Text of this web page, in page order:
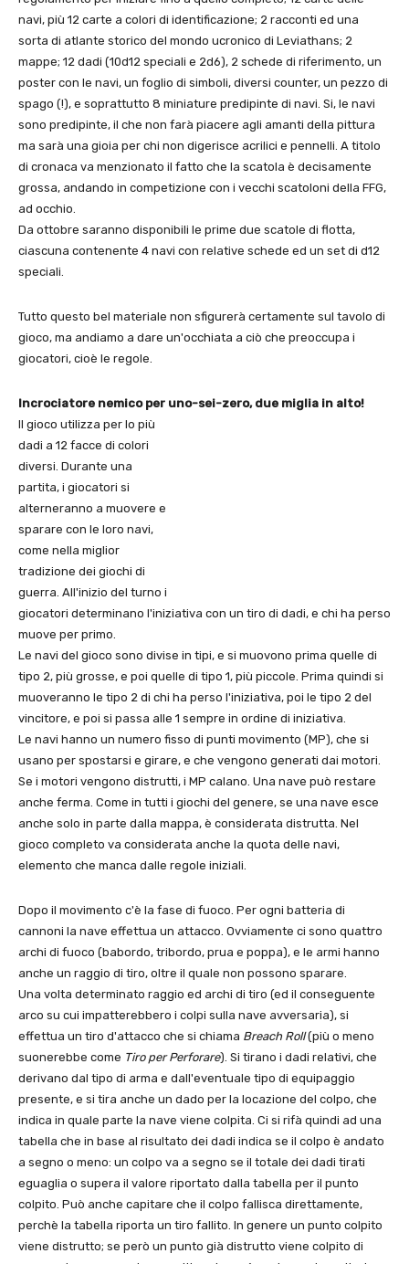
navi, più 12 carte a colori di identificazione; 2 racconti ed una
sorta di atlante storico del mondo ucronico di Leviathans; 2
mappe; 12 dadi (10d12 speciali e 2d6), 2 schede di riferimento, un
poster con le navi, un foglio di simboli, diversi counter, un pezzo di
spago (!), e soprattutto 8 miniature predipinte di navi. Si, le navi
sono predipinte, il che non farà piacere agli amanti della pittura
ma sarà una gioia per chi non digerisce acrilici e pennelli. A titolo
di cronaca va menzionato il fatto che la scatola è decisamente
grossa, andando in competizione con i vecchi scatoloni della FFG,
ad occhio.
Da ottobre saranno disponibili le prime due scatole di flotta,
ciascuna contenente 4 navi con relative schede ed un set di d12
speciali.
Tutto questo bel materiale non sfigurerà certamente sul tavolo di
gioco, ma andiamo a dare un'occhiata a ciò che preoccupa i
giocatori, cioè le regole.
Incrociatore nemico per uno-sei-zero, due miglia in alto!
Il gioco utilizza per lo più
dadi a 12 facce di colori
diversi. Durante una
partita, i giocatori si
alterneranno a muovere e
sparare con le loro navi,
come nella miglior
tradizione dei giochi di
guerra. All'inizio del turno i
giocatori determinano l'iniziativa con un tiro di dadi, e chi ha perso
muove per primo.
Le navi del gioco sono divise in tipi, e si muovono prima quelle di
tipo 2, più grosse, e poi quelle di tipo 1, più piccole. Prima quindi si
muoveranno le tipo 2 di chi ha perso l'iniziativa, poi le tipo 2 del
vincitore, e poi si passa alle 1 sempre in ordine di iniziativa.
Le navi hanno un numero fisso di punti movimento (MP), che si
usano per spostarsi e girare, e che vengono generati dai motori.
Se i motori vengono distrutti, i MP calano. Una nave può restare
anche ferma. Come in tutti i giochi del genere, se una nave esce
anche solo in parte dalla mappa, è considerata distrutta. Nel
gioco completo va considerata anche la quota delle navi,
elemento che manca dalle regole iniziali.
Dopo il movimento c'è la fase di fuoco. Per ogni batteria di
cannoni la nave effettua un attacco. Ovviamente ci sono quattro
archi di fuoco (babordo, tribordo, prua e poppa), e le armi hanno
anche un raggio di tiro, oltre il quale non possono sparare.
Una volta determinato raggio ed archi di tiro (ed il conseguente
arco su cui impatterebbero i colpi sulla nave avversaria), si
effettua un tiro d'attacco che si chiama Breach Roll(più o meno
suonerebbe come Tiro per Perforare). Si tirano i dadi relativi, che
derivano dal tipo di arma e dall'eventuale tipo di equipaggio
presente, e si tira anche un dado per la locazione del colpo, che
indica in quale parte la nave viene colpita. Ci si rifà quindi ad una
tabella che in base al risultato dei dadi indica se il colpo è andato
a segno o meno: un colpo va a segno se il totale dei dadi tirati
eguaglia o supera il valore riportato dalla tabella per il punto
colpito. Può anche capitare che il colpo fallisca direttamente,
perchè la tabella riporta un tiro fallito. In genere un punto colpito
viene distrutto; se però un punto già distrutto viene colpito di